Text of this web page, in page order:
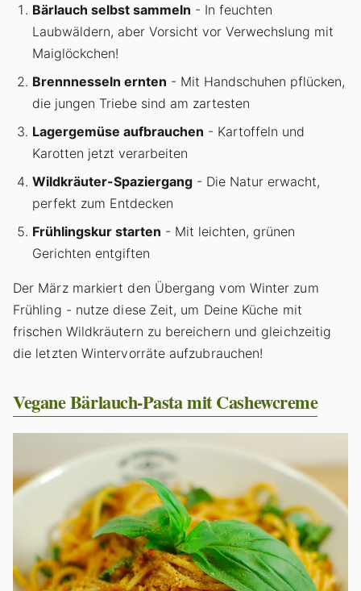
Bärlauch selbst sammeln - In feuchten
Laubwäldern, aber Vorsicht vor Verwechslung mit
Maiglöckchen!
Brennnesseln ernten - Mit Handschuhen pflücken,
die jungen Triebe sind am zartesten
Lagergemüse aufbrauchen - Kartoffeln und
Karotten jetzt verarbeiten
Wildkräuter-Spaziergang - Die Natur erwacht,
perfekt zum Entdecken
Frühlingskur starten - Mit leichten, grünen
Gerichten entgiften
Der März markiert den Übergang vom Winter zum
Frühling - nutze diese Zeit, um Deine Küche mit
frischen Wildkräutern zu bereichern und gleichzeitig
die letzten Wintervorräte aufzubrauchen!
Vegane Bärlauch-Pasta mit Cashewcreme